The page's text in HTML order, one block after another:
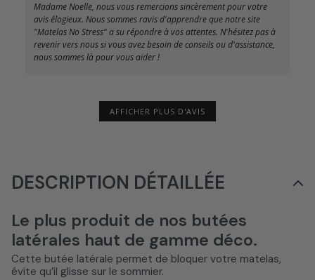
Madame Noelle, nous vous remercions sincèrement pour votre
avis élogieux. Nous sommes ravis d'apprendre que notre site
"Matelas No Stress" a su répondre à vos attentes. N'hésitez pas à
revenir vers nous si vous avez besoin de conseils ou d'assistance,
nous sommes là pour vous aider !
AFFICHER PLUS D'AVIS
DESCRIPTION DÉTAILLÉE
Le plus produit de nos butées
latérales haut de gamme déco.
Cette butée latérale permet de bloquer votre matelas,
évite qu’il glisse sur le sommier.